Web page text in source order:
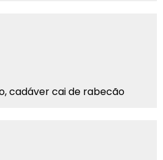
cadáver cai de rabecão